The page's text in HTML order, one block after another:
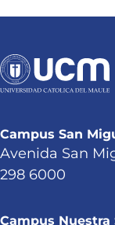
Campus San
Avenida San
298 6000
Campus Nuestra